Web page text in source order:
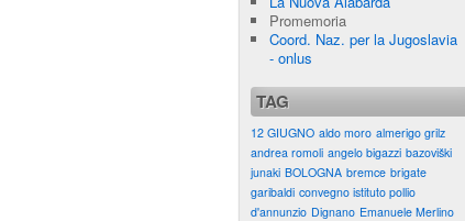
Promemoria
Coord. Naz. per la Jugoslavia
- onlus
TAG
12 GIUGNO aldo moro almerigo grilz
andrea romoli angelo bigazzi bazoviški
junaki BOLOGNA bremce brigate
garibaldi convegno istituto pollio
d'annunzio Dignano Emanuele Merlino